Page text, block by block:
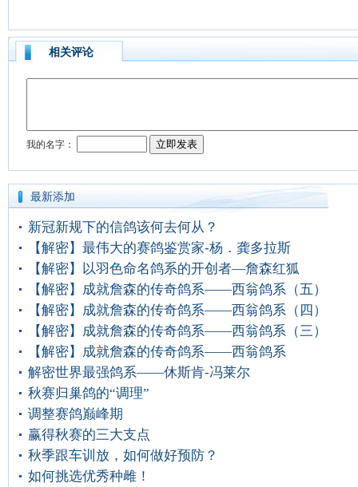
相关评论
最新添加
新冠新规下的信鸽该何去何从？
【解密】最伟大的赛鸽鉴赏家-杨．龚多拉斯
【解密】以羽色命名鸽系的开创者—詹森红狐
【解密】成就詹森的传奇鸽系——西翁鸽系（五）
【解密】成就詹森的传奇鸽系——西翁鸽系（四）
【解密】成就詹森的传奇鸽系——西翁鸽系（三）
【解密】成就詹森的传奇鸽系——西翁鸽系
解密世界最强鸽系——休斯肯-冯莱尔
秋赛归巢鸽的“调理”
调整赛鸽巅峰期
赢得秋赛的三大支点
秋季跟车训放，如何做好预防？
如何挑选优秀种雌！